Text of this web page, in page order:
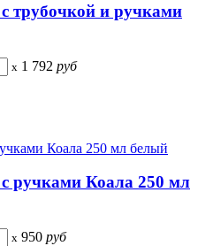
трубочкой и ручками
x 1 792 руб
ручками Коала 250 мл
x 950 руб